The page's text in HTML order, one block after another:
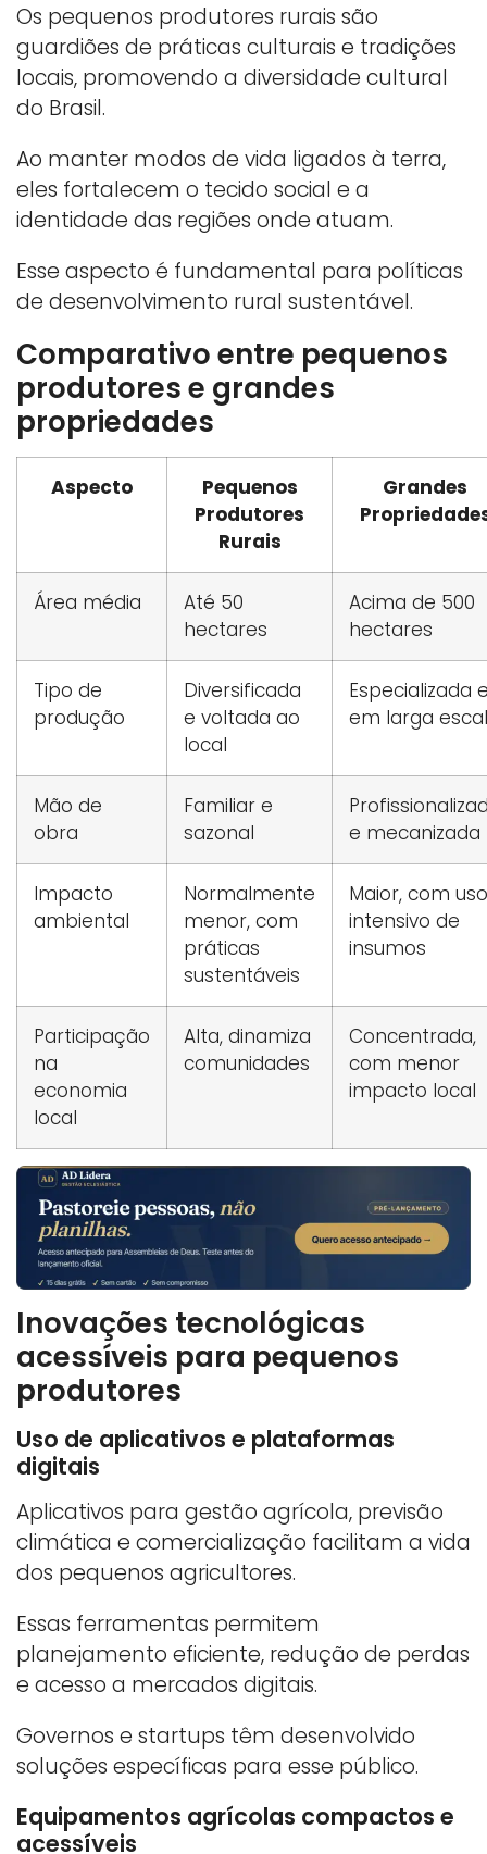
Os pequenos produtores rurais são
guardiões de práticas culturais e tradições
locais, promovendo a diversidade cultural
do Brasil.
Ao manter modos de vida ligados à terra,
eles fortalecem o tecido social e a
identidade das regiões onde atuam.
Esse aspecto é fundamental para políticas
de desenvolvimento rural sustentável.
Comparativo entre pequenos
produtores e grandes
propriedades
Aspecto
Pequenos
Produtores
Rurais
Grandes
Área média
Até 50
hectares
Acima de 500
hectares
Tipo de
produção
Diversificada
e voltada ao
local
Especializada
em larga
Mão de
obra
Familiar e
sazonal
e mecanizada
Impacto
ambiental
Normalmente
menor, com
práticas
sustentáveis
Maior, com uso
intensivo de
insumos
Participação
na
economia
local
Alta, dinamiza
comunidades
Concentrada,
com menor
impacto local
Inovações tecnológicas
acessíveis para pequenos
produtores
Uso de aplicativos e plataformas
digitais
Aplicativos para gestão agrícola, previsão
climática e comercialização facilitam a vida
dos pequenos agricultores.
Essas ferramentas permitem
planejamento eficiente, redução de perdas
e acesso a mercados digitais.
Governos e startups têm desenvolvido
soluções específicas para esse público.
Equipamentos agrícolas compactos e
acessíveis